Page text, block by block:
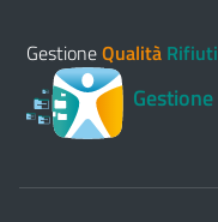
GestioneQualità Rifiuti
Gestione